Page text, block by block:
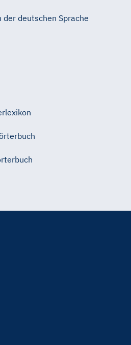
der deutschen Sprache